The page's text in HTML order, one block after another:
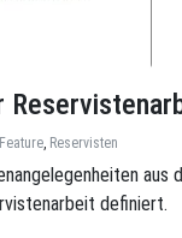
Feature, Reservisten
definiert.